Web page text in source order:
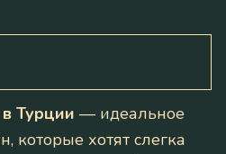
Турции — идеальное
хотят слегка